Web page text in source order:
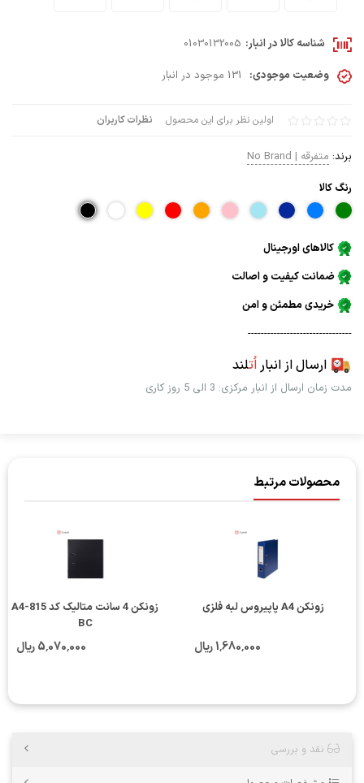
اولین نظر برای این محصول نظرات کاربران
برند: متفرقه | No Brand
رنگ كالا
کالاهای اورجینال
ضمانت کیفیت و اصالت
خریدی مطمئن و امن
--------------------------------
ارسال از انباراُتلند
مدت زمان ارسال از انبار مرکزی: 3 الی 5 روز کاری
شناسه کالا در انبار: 01030132005
وضعیت موجودی: 131 موجود در انبار
محصولات مرتبط
زونکن A4 پاپیروس لبه فلزی
1٬680٬000 ریال
زونکن 4 سانت متالیک کد A4-815
BC
5٬070٬000 ریال
نقد و بررسی